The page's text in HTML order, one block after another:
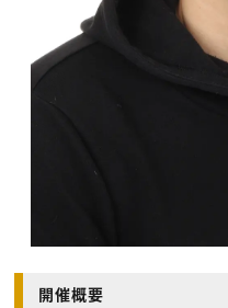
開催概要